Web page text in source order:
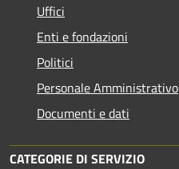
Uffici
Enti e fondazioni
Politici
Personale Amministrativo
Documenti e dati
CATEGORIE DI SERVIZIO